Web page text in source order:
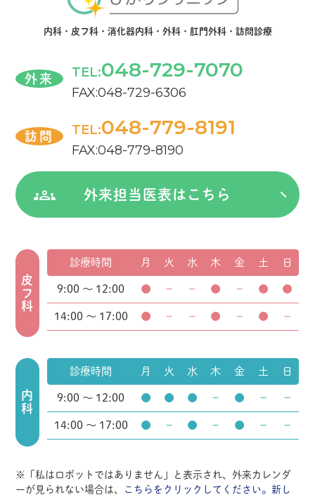
内科・皮フ科・消化器内科・外科・肛門外科・訪問診療
外来 TEL:048-729-7070
FAX:048-729-6306
訪問 TEL:048-779-8191
FAX:048-779-8190
外来担当医表はこちら
皮フ科
診療時間 月 火 水 木 金 土 日
9:00 ～ 12:00 ● － － ● － ● ●
14:00 ～ 17:00 ● － － ● － ● －
内科
診療時間 月 火 水 木 金 土 日
9:00 ～ 12:00 ● ● ● － ● － －
14:00 ～ 17:00 ● － ● － ● － －
※「私はロボットではありません」と表示され、外来カレンダ
ーが見られない場合は、
こちらをクリックしてください。新し